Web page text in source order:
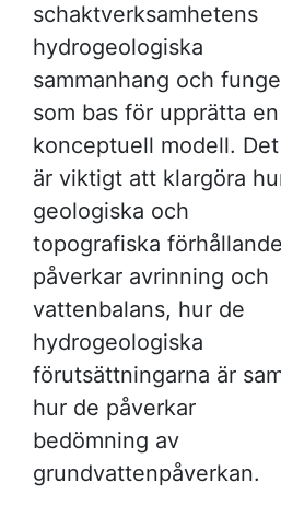
schaktverksamhetens
hydrogeologiska
sammanhang och
som bas för upprätta en
konceptuell modell. Det
är viktigt att klargöra
geologiska och
topografiska
påverkar avrinning och
vattenbalans, hur de
hydrogeologiska
förutsättningarna är
hur de påverkar
bedömning av
grundvattenpåverkan.